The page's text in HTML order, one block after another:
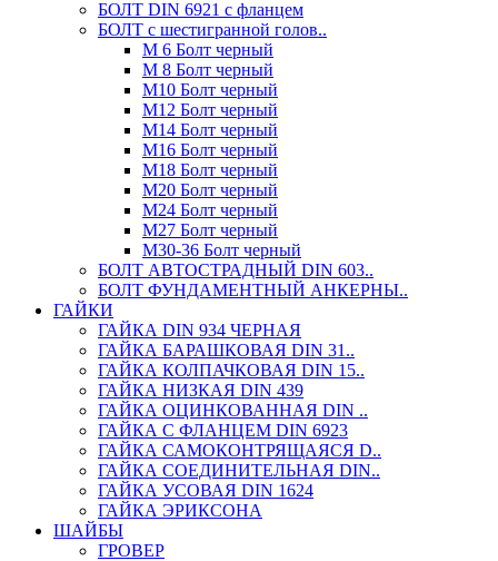
БОЛТ DIN 6921 c фланцем
БОЛТ с шестигранной голов..
М 6 Болт черный
М 8 Болт черный
М10 Болт черный
М12 Болт черный
М14 Болт черный
М16 Болт черный
М18 Болт черный
М20 Болт черный
М24 Болт черный
М27 Болт черный
М30-36 Болт черный
БОЛТ АВТОСТРАДНЫЙ DIN 603..
БОЛТ ФУНДАМЕНТНЫЙ АНКЕРНЫ..
ГАЙКИ
ГАЙКА DIN 934 ЧЕРНАЯ
ГАЙКА БАРАШКОВАЯ DIN 31..
ГАЙКА КОЛПАЧКОВАЯ DIN 15..
ГАЙКА НИЗКАЯ DIN 439
ГАЙКА ОЦИНКОВАННАЯ DIN ..
ГАЙКА С ФЛАНЦЕМ DIN 6923
ГАЙКА САМОКОНТРЯЩАЯСЯ D..
ГАЙКА СОЕДИНИТЕЛЬНАЯ DIN..
ГАЙКА УСОВАЯ DIN 1624
ГАЙКА ЭРИКСОНА
ШАЙБЫ
ГРОВЕР